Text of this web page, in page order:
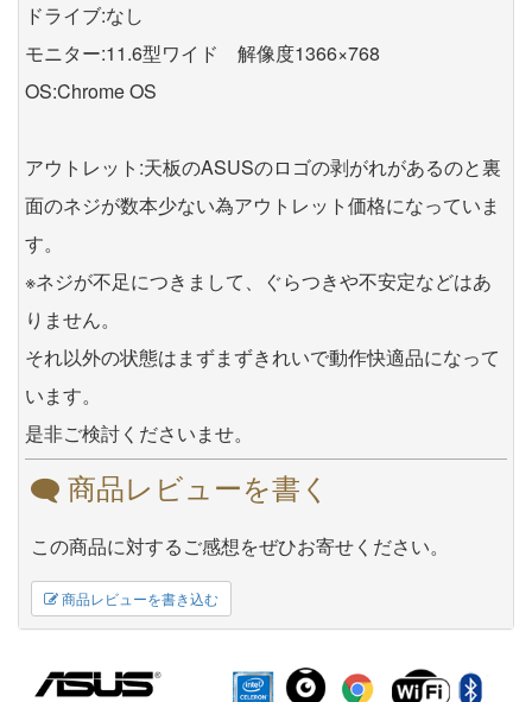
ドライブ:なし
モニター:11.6型ワイド 解像度1366×768
OS:Chrome OS
アウトレット:天板のASUSのロゴの剥がれがあるのと裏
面のネジが数本少ない為アウトレット価格になっていま
す。
※ネジが不足につきまして、ぐらつきや不安定などはあ
りません。
それ以外の状態はまずまずきれいで動作快適品になって
います。
是非ご検討くださいませ。
商品レビューを書く
この商品に対するご感想をぜひお寄せください。
商品レビューを書き込む